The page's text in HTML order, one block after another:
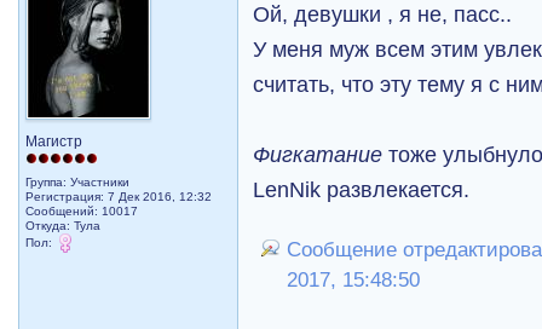
Магистр
Группа: Участники
Регистрация: 7 Дек 2016, 12:32
Сообщений: 10017
Откуда: Тула
Пол:
Ой, девушки , я не, пасс..
У меня муж всем этим
считать, что эту тему я с
Фигкатаниетоже
LenNik развлекается.
Сообщение
2017, 15:48:50